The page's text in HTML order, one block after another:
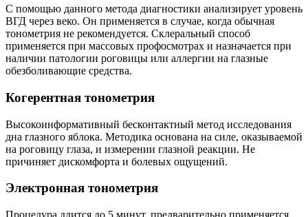
С помощью данного метода диагностики анализирует уровень
ВГД через веко. Он применяется в случае, когда обычная
тонометрия не рекомендуется. Склеральный способ
применяется при массовых профосмотрах и назначается при
наличии патологии роговицы или аллергии на глазные
обезболивающие средства.
Когерентная тонометрия
Высокоинформативный бесконтактный метод исследования
дна глазного яблока. Методика основана на силе, оказываемой
на роговицу глаза, и измерении глазной реакции. Не
причиняет дискомфорта и болевых ощущений.
Электронная тонометрия
Процедура длится до 5 минут, предварительно применяется